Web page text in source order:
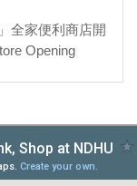
全家便利商店開
Opening